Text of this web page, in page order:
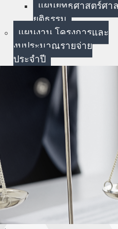
แผนยุทธศาสตร์ศา
ยุติธรรม
แผนงาน โครงการและ
งบประมาณรายจ่าย
ประจำปี